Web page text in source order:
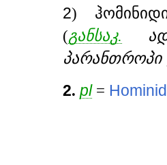
2)
(განსაკ.
პარანთროპი
2. pl=